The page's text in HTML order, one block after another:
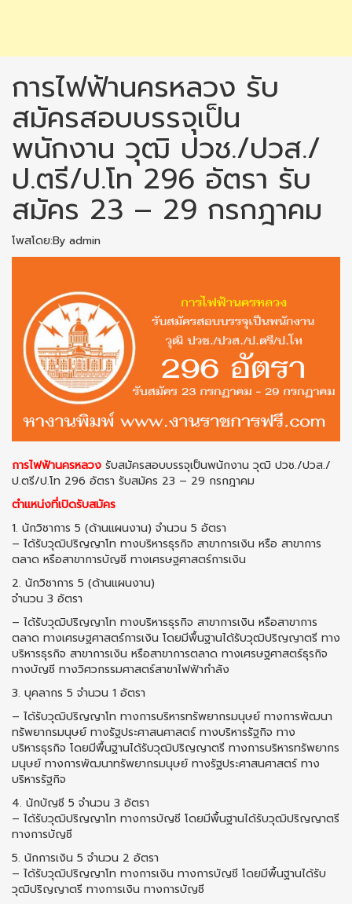
การไฟฟ้านครหลวง รับ
สมัครสอบบรรจุเป็น
พนักงาน วุฒิ ปวช./ปวส./
ป.ตรี/ป.โท 296 อัตรา รับ
สมัคร 23 – 29 กรกฎาคม
โพสโดย:By admin
การไฟฟ้านครหลวง รับสมัครสอบบรรจุเป็นพนักงาน วุฒิ ปวช./ปวส./
ป.ตรี/ป.โท 296 อัตรา รับสมัคร 23 – 29 กรกฎาคม
ตำแหน่งที่เปิดรับสมัคร
1. นักวิชาการ 5 (ด้านแผนงาน) จํานวน 5 อัตรา
– ได้รับวุฒิปริญญาโท ทางบริหารธุรกิจ สาขาการเงิน หรือ สาขาการ
ตลาด หรือสาขาการบัญชี ทางเศรษฐศาสตร์การเงิน
2. นักวิชาการ 5 (ด้านแผนงาน)
จํานวน 3 อัตรา
– ได้รับวุฒิปริญญาโท ทางบริหารธุรกิจ สาขาการเงิน หรือสาขาการ
ตลาด ทางเศรษฐศาสตร์การเงิน โดยมีพื้นฐานได้รับวุฒิปริญญาตรี ทาง
บริหารธุรกิจ สาขาการเงิน หรือสาขาการตลาด ทางเศรษฐศาสตร์ธุรกิจ
ทางบัญชี ทางวิศวกรรมศาสตร์สาขาไฟฟ้ากำลัง
3. บุคลากร 5 จํานวน 1 อัตรา
– ได้รับวุฒิปริญญาโท ทางการบริหารทรัพยากรมนุษย์ ทางการพัฒนา
ทรัพยากรมนุษย์ ทางรัฐประศาสนศาสตร์ ทางบริหารรัฐกิจ ทาง
บริหารธุรกิจ โดยมีพื้นฐานได้รับวุฒิปริญญาตรี ทางการบริหารทรัพยากร
มนุษย์ ทางการพัฒนาทรัพยากรมนุษย์ ทางรัฐประศาสนศาสตร์ ทาง
บริหารรัฐกิจ
4. นักบัญชี 5 จํานวน 3 อัตรา
– ได้รับวุฒิปริญญาโท ทางการบัญชี โดยมีพื้นฐานได้รับวุฒิปริญญาตรี
ทางการบัญชี
5. นักการเงิน 5 จํานวน 2 อัตรา
– ได้รับวุฒิปริญญาโท ทางการเงิน ทางการบัญชี โดยมีพื้นฐานได้รับ
วุฒิปริญญาตรี ทางการเงิน ทางการบัญชี